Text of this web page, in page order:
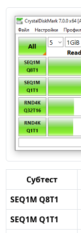
Субтест
SEQ1M Q8T1
SEQ1M Q1T1